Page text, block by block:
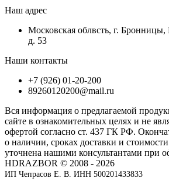
Наш адрес
Московская облвсть, г.
д. 53
Наши контакты
+7 (926) 01-20-200
89260120200@mail.ru
Вся информация о предлагаемой
сайте в ознакомительных целях и не
офертой согласно ст. 437 ГК РФ.
о наличии, сроках доставки и стоимости
уточнена нашими консультантами при
HDRAZBOR © 2008 - 2026
ИП Чепрасов Е. В. ИНН 500201433833